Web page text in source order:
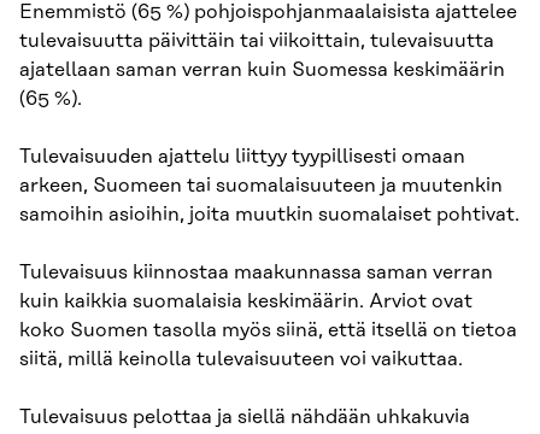
Enemmistö (65 %) pohjoispohjanmaalaisista ajattelee
tulevaisuutta päivittäin tai viikoittain, tulevaisuutta
ajatellaan saman verran kuin Suomessa keskimäärin
(65 %).
Tulevaisuuden ajattelu liittyy tyypillisesti omaan
arkeen, Suomeen tai suomalaisuuteen ja muutenkin
samoihin asioihin, joita muutkin suomalaiset pohtivat.
Tulevaisuus kiinnostaa maakunnassa saman verran
kuin kaikkia suomalaisia keskimäärin. Arviot ovat
koko Suomen tasolla myös siinä, että itsellä on tietoa
siitä, millä keinolla tulevaisuuteen voi vaikuttaa.​
Tulevaisuus pelottaa ja siellä nähdään uhkakuvia